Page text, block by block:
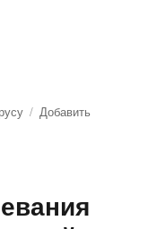
другие ОРВИ –
Добавить